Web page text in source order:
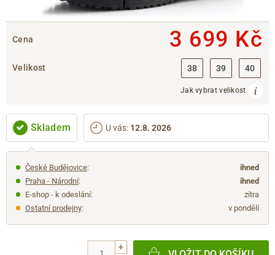
Cena 3 699 Kč
Velikost 38 39 40
Jak vybrat velikost
Skladem U vás: 12.8. 2026
České Budějovice:
ihned
Praha - Národní:
ihned
E-shop - k odeslání:
zítra
Ostatní prodejny: v pondělí
+